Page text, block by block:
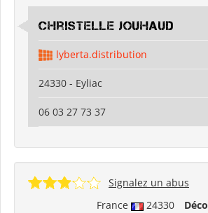
Christelle Jouhaud
lyberta.distribution
24330 - Eyliac
06 03 27 73 37
France 24330
Signalez un abus